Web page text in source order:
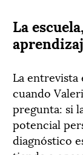
La
La entrevista
cuando
pregunta: si
potencial
diagnóstico